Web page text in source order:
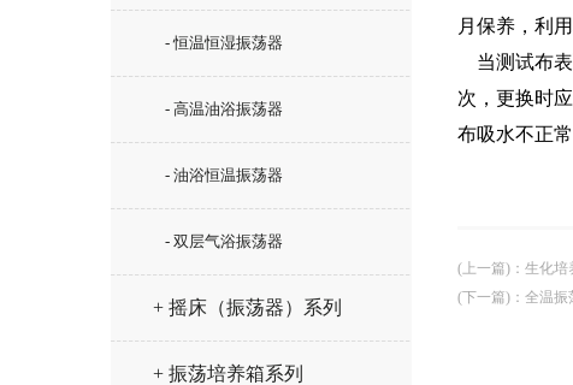
- 恒温恒湿振荡器
- 高温油浴振荡器
- 油浴恒温振荡器
- 双层气浴振荡器
+ 摇床（振荡器）系列
+ 振荡培养箱系列
月保养，利
当测试布表
次，更换时
布吸水不正
(上一篇) ： 生化培
(下一篇) ： 全温振